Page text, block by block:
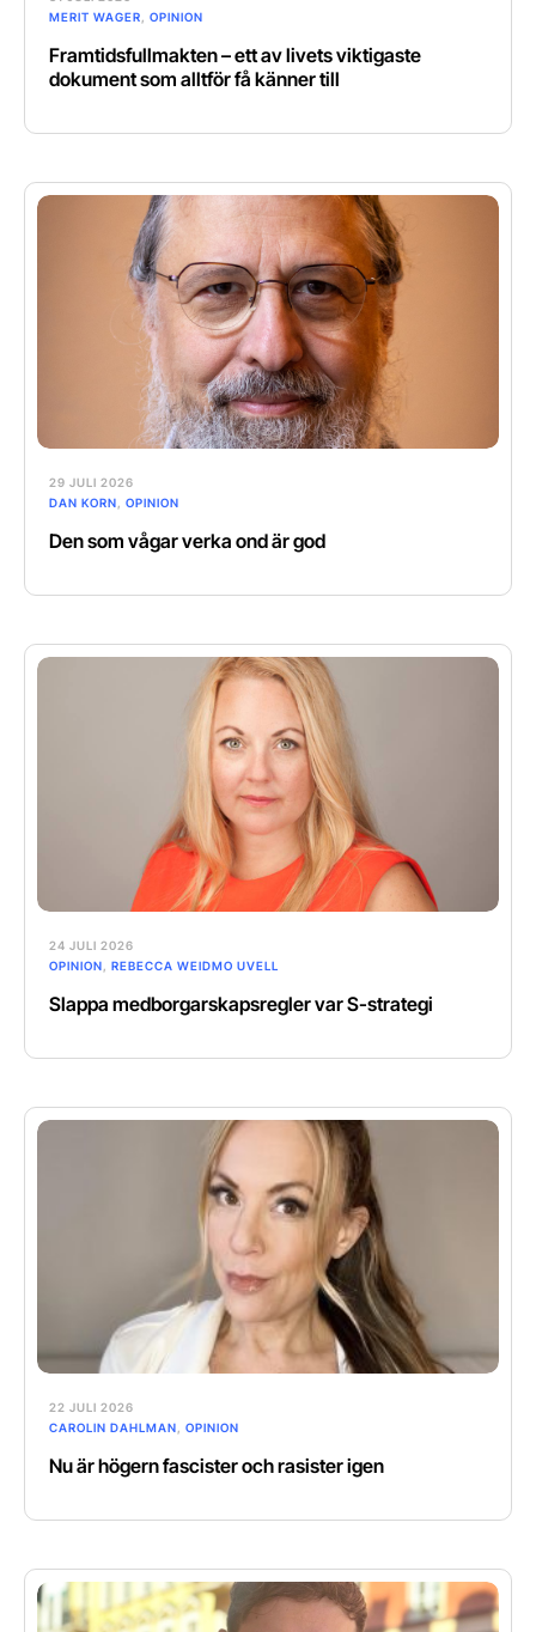
MERIT WAGER
OPINION
Framtidsfullmakten – ett av livets viktigaste
dokument som alltför få känner till
29 JULI 2026
DAN KORN
OPINION
Den som vågar verka ond är god
24 JULI 2026
OPINION
REBECCA WEIDMO UVELL
Slappa medborgarskapsregler var S-strategi
22 JULI 2026
CAROLIN DAHLMAN
OPINION
Nu är högern fascister och rasister igen